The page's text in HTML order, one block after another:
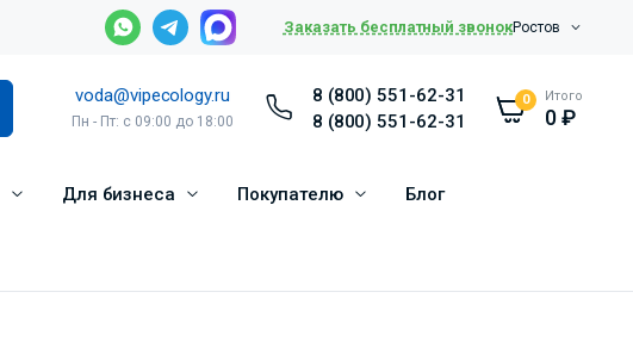
Заказать бесплатный звонокРостов
voda@vipecology.ru
Пн - Пт: с 09:00 до 18:00
8 (800) 551-62-31
8 (800) 551-62-31
0 Итого
0₽
Для бизнеса Покупателю Блог